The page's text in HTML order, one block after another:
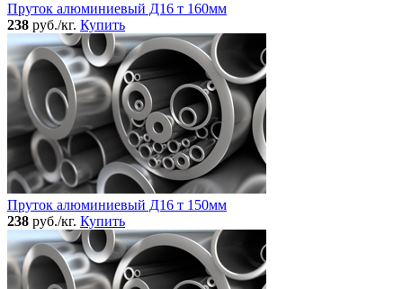
Пруток алюминиевый Д16 т 160мм
238 руб./кг. Купить
Пруток алюминиевый Д16 т 150мм
238 руб./кг. Купить